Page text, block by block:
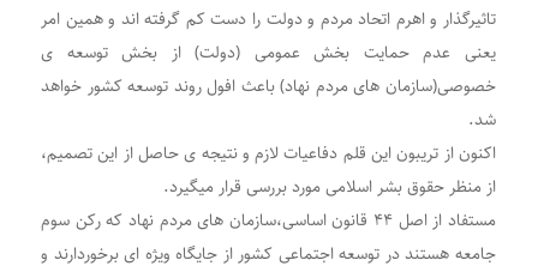
تاثیرگذار و اهرم اتحاد مردم و دولت را دست کم گرفته اند و همین امر
یعنی عدم حمایت بخش عمومی (دولت) از بخش توسعه ی
خصوصی(سازمان های مردم نهاد) باعث افول روند توسعه کشور خواهد
شد.
اکنون از تریبون این قلم دفاعیات لازم و نتیجه ی حاصل از این تصمیم،
از منظر حقوق بشر اسلامی مورد بررسی قرار میگیرد.
مستفاد از اصل ۴۴ قانون اساسی،سازمان های مردم نهاد که رکن سوم
جامعه‌ هستند در توسعه اجتماعی کشور از جایگاه ویژه ای برخوردارند و